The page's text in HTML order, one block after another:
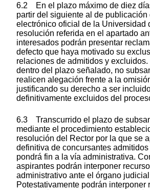
6.2 En el plazo máximo de diez
partir del siguiente al de publicación
electrónico oficial de la Universidad
resolución referida en el apartado
interesados podrán presentar
defecto que haya motivado su
relaciones de admitidos y
dentro del plazo señalado, no
realicen alegación frente a la
justificando su derecho a ser
definitivamente excluidos del
6.3 Transcurrido el plazo de
mediante el procedimiento
resolución del Rector por la que se
definitiva de concursantes
pondrá fin a la vía administrativa.
aspirantes podrán interponer
administrativo ante el órgano
Potestativamente podrán interponer